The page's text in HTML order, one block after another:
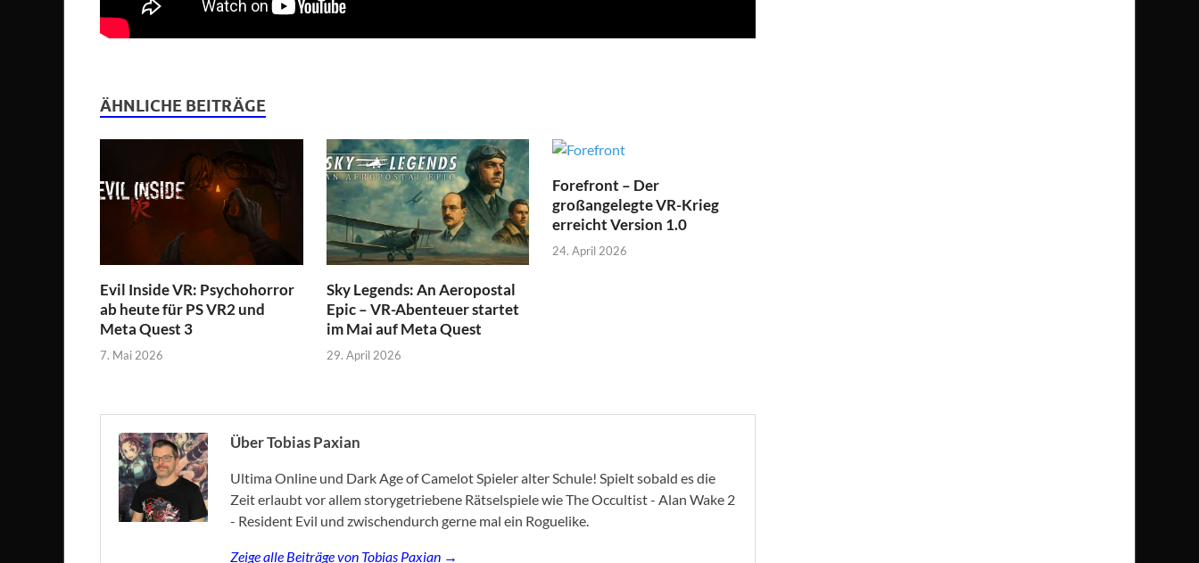
ÄHNLICHE BEITRÄGE
Evil Inside VR: Psychohorror
ab heute für PS VR2 und
Meta Quest 3
7. Mai 2026
Sky Legends: An Aeropostal
Epic – VR-Abenteuer startet
im Mai auf Meta Quest
29. April 2026
Forefront – Der
großangelegte VR-Krieg
erreicht Version 1.0
24. April 2026
Über Tobias Paxian
Ultima Online und Dark Age of Camelot Spieler alter Schule! Spielt sobald es die
Zeit erlaubt vor allem storygetriebene Rätselspiele wie The Occultist - Alan Wake 2
- Resident Evil und zwischendurch gerne mal ein Roguelike.
Zeige alle Beiträge von Tobias Paxian →